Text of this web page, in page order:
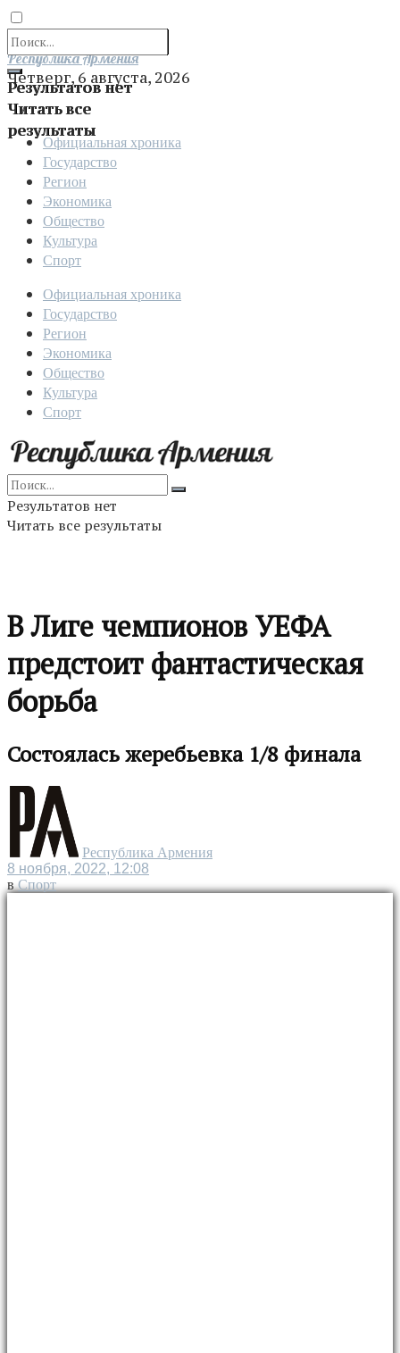
Результатов нет
Читать все
результаты
Отправить
Республика Армения
Четверг, 6 августа, 2026
Официальная хроника
Государство
Регион
Экономика
Общество
Культура
Спорт
Официальная хроника
Государство
Регион
Экономика
Общество
Культура
Спорт
Результатов нет
Читать все результаты
В Лиге чемпионов УЕФА
предстоит фантастическая
борьба
Состоялась жеребьевка 1/8 финала
Республика Армения
8 ноября, 2022, 12:08
в Спорт